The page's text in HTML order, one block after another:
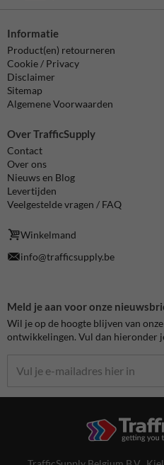
Informatie
Product(en) retourneren
Cookie / Privacy
Disclaimer
Sitemap
Algemene Voorwaarden
Over TrafficSupply
Contact
Over ons
Nieuws en Blog
Levertijden
Veelgestelde vragen / FAQ
Winkelmand
info@trafficsupply.be
Meld je aan voor onze
Wil je op de hoogte blijven van
ontwikkelingen. Vul dan hieronder